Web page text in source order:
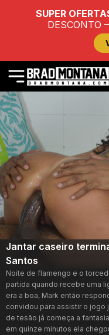
SUPER
DESCONTO
Jantar caseiro
Santos
Noite de flamengo e o
partida quando recebe uma
era a boa, Mark então
convidou para assistir o jogo
de tesão já começa a
em quinze minutos ela